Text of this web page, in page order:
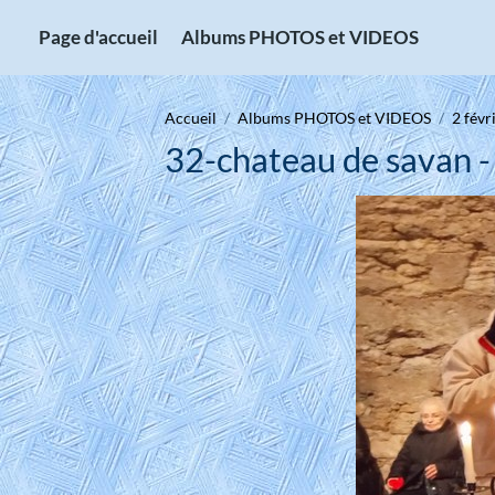
Page d'accueil Albums PHOTOS et VIDEOS
Accueil Albums PHOTOS et VIDEOS 2
32-chateau de savan